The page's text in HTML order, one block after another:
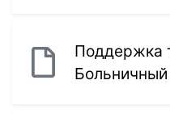
Поддержка
Больничный